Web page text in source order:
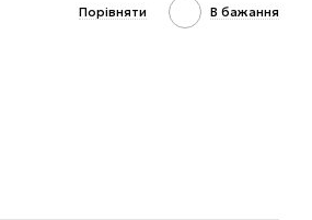
Порівняти В бажання